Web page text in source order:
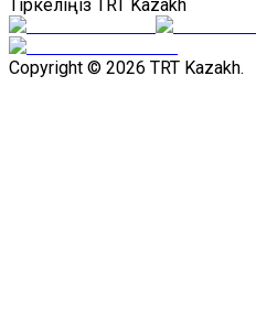
Тіркеліңіз TRT Kazakh
Copyright © 2026 TRT Kazakh.